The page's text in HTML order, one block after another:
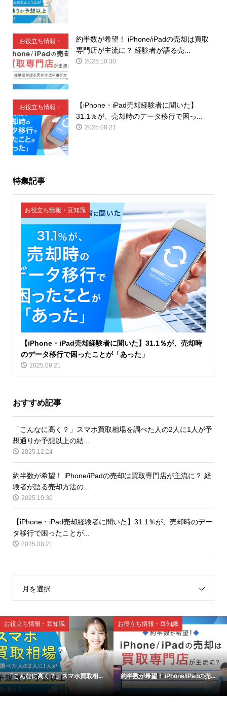
お役立ち情報・
豆知識
約半数が希望！ iPhone/iPadの売却は買取
専門店が主流に？ 経験者が語る売...
2025.10.30
お役立ち情報・
豆知識
【iPhone・iPad売却経験者に聞いた】
31.1％が、売却時のデータ移行で困っ...
2025.08.21
特集記事
お役立ち情報・豆知識
【iPhone・iPad売却経験者に聞いた】31.1％が、売却時
のデータ移行で困ったことが「あった」
2025.08.21
おすすめ記事
「こんなに高く？」スマホ買取相場を調べた人の2人に1人が予
想通りか予想以上の結...
2025.12.24
約半数が希望！ iPhone/iPadの売却は買取専門店が主流に？ 経
験者が語る売却方法の...
2025.10.30
【iPhone・iPad売却経験者に聞いた】31.1％が、売却時のデー
タ移行で困ったことが...
2025.08.21
月を選択
お役立ち情報・豆知識
「こんなに高く？」スマホ買取相...
お役立ち情報・豆知識
約半数が希望！ iPhone/iPadの売...